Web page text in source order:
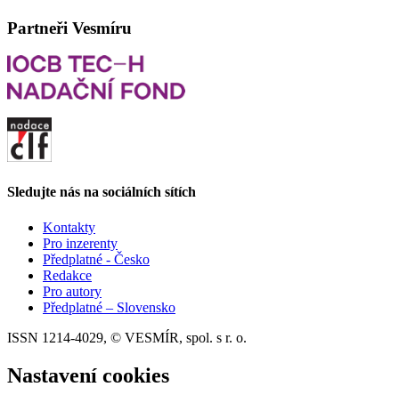
Partneři Vesmíru
Sledujte nás na sociálních sítích
Kontakty
Pro inzerenty
Předplatné - Česko
Redakce
Pro autory
Předplatné – Slovensko
ISSN 1214-4029, © VESMÍR, spol. s r. o.
Nastavení cookies